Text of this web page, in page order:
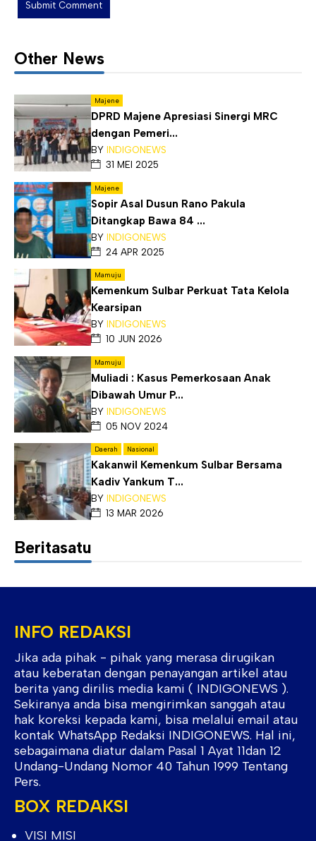
Other News
Majene
DPRD Majene Apresiasi Sinergi MRC
dengan Pemeri...
BY INDIGONEWS
31 MEI 2025
Majene
Sopir Asal Dusun Rano Pakula
Ditangkap Bawa 84 ...
BY INDIGONEWS
24 APR 2025
Mamuju
Kemenkum Sulbar Perkuat Tata Kelola
Kearsipan
BY INDIGONEWS
10 JUN 2026
Mamuju
Muliadi : Kasus Pemerkosaan Anak
Dibawah Umur P...
BY INDIGONEWS
05 NOV 2024
Daerah Nasional
Kakanwil Kemenkum Sulbar Bersama
Kadiv Yankum T...
BY INDIGONEWS
13 MAR 2026
Beritasatu
INFO REDAKSI
Jika ada pihak - pihak yang merasa dirugikan
atau keberatan dengan penayangan artikel atau
berita yang dirilis media kami ( INDIGONEWS ).
Sekiranya anda bisa mengirimkan sanggah atau
hak koreksi kepada kami, bisa melalui email atau
kontak WhatsApp Redaksi INDIGONEWS. Hal ini,
sebagaimana diatur dalam Pasal 1 Ayat 11dan 12
Undang-Undang Nomor 40 Tahun 1999 Tentang
Pers.
BOX REDAKSI
VISI MISI